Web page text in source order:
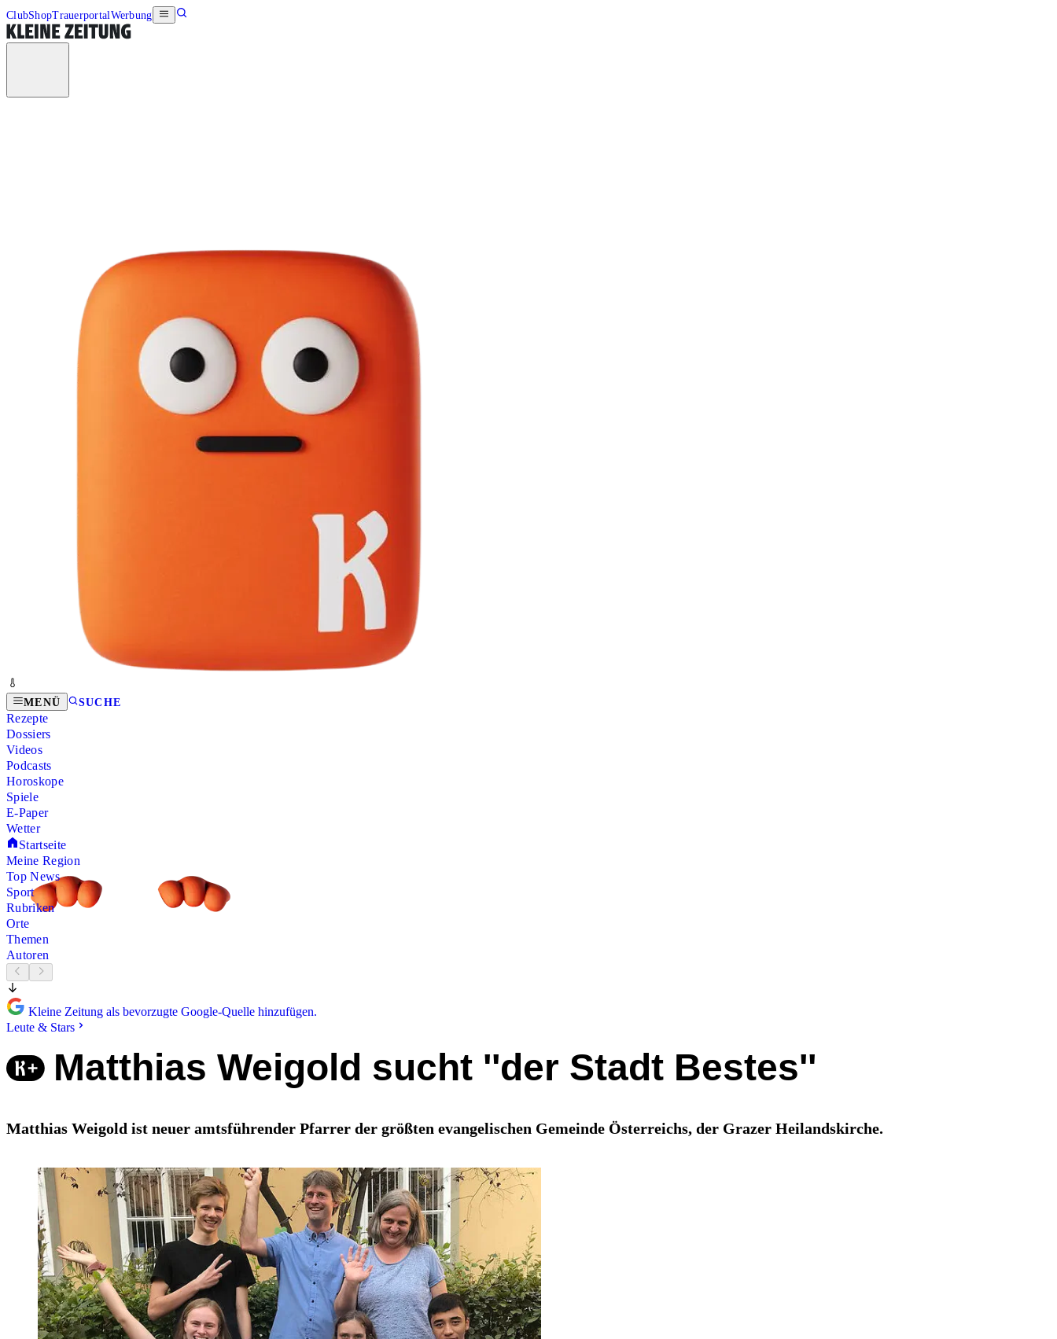
ClubShopTrauerportalWerbung
MENÜ SUCHE
Rezepte
Dossiers
Videos
Podcasts
Horoskope
Spiele
E-Paper
Wetter
Startseite
Meine Region
Top News
Sport
Rubriken
Orte
Themen
Autoren
Kleine Zeitung als bevorzugte Google-Quelle hinzufügen.
Leute & Stars
Matthias Weigold sucht ''der Stadt Bestes''
Matthias Weigold ist neuer amtsführender Pfarrer der größten evangelischen Gemeinde Österreichs, der Grazer Heilandskirche.